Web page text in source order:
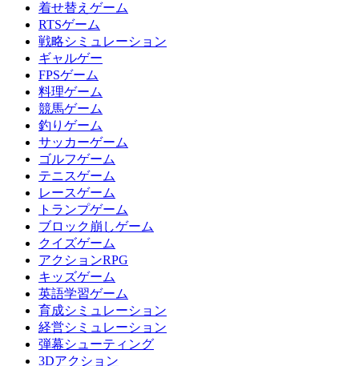
着せ替えゲーム
RTSゲーム
戦略シミュレーション
ギャルゲー
FPSゲーム
料理ゲーム
競馬ゲーム
釣りゲーム
サッカーゲーム
ゴルフゲーム
テニスゲーム
レースゲーム
トランプゲーム
ブロック崩しゲーム
クイズゲーム
アクションRPG
キッズゲーム
英語学習ゲーム
育成シミュレーション
経営シミュレーション
弾幕シューティング
3Dアクション